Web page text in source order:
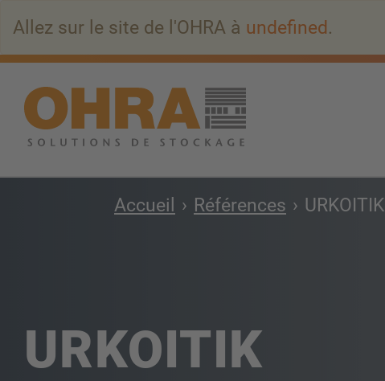
principal
Allez sur le site de l'OHRA à undefined.
Accueil Références URKOITIK
URKOITIK